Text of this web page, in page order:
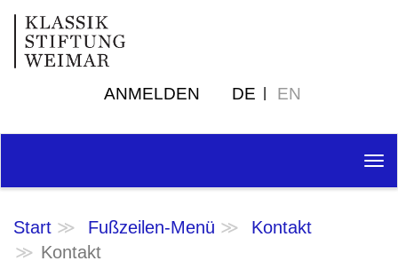
ANMELDEN DE EN
Start Fußzeilen-Menü
Kontakt
Kontakt